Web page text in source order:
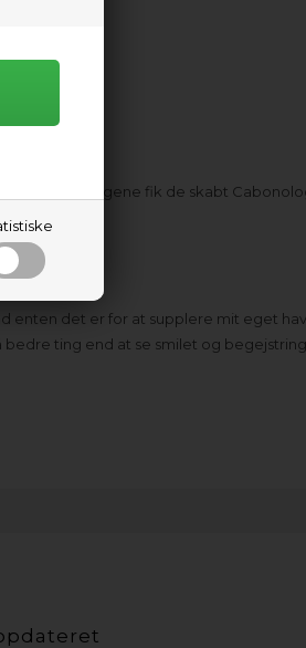
værdi for pengene fik de skabt
enten det er for at supplere mit eget
bedre ting end at se smilet og